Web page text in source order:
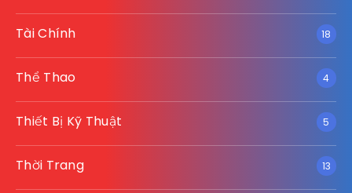
Tài Chính 18
Thể Thao 4
Thiết Bị Kỹ Thuật 5
Thời Trang 13